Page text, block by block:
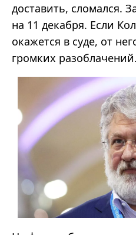
доставить, сломался.
на 11 декабря. Если
окажется в суде, от
громких разоблачений.